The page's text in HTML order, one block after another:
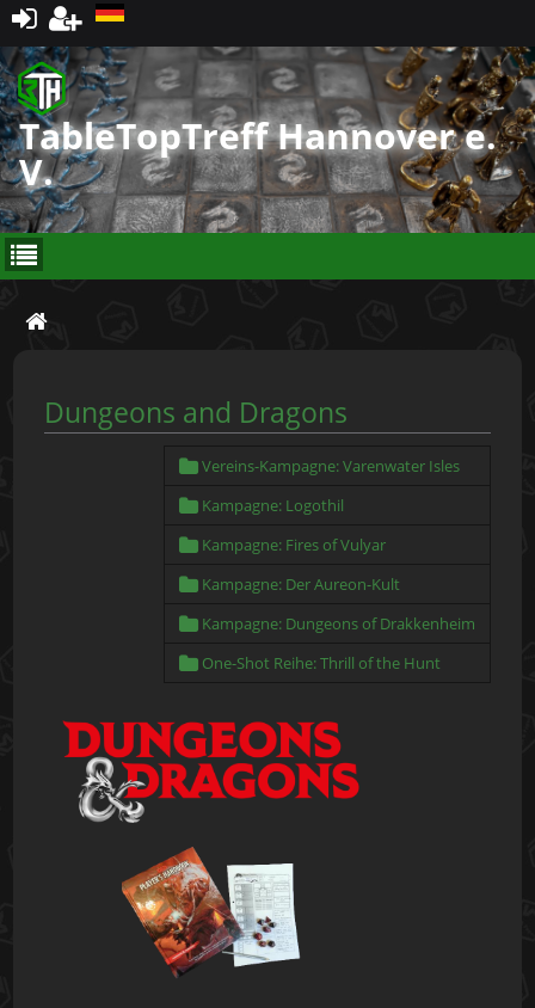
Registrieren
TableTopTreff Hannover e.
V.
Dungeons and Dragons
Vereins-Kampagne: Varenwater Isles
Kampagne: Logothil
Kampagne: Fires of Vulyar
Kampagne: Der Aureon-Kult
Kampagne: Dungeons of Drakkenheim
One-Shot Reihe: Thrill of the Hunt